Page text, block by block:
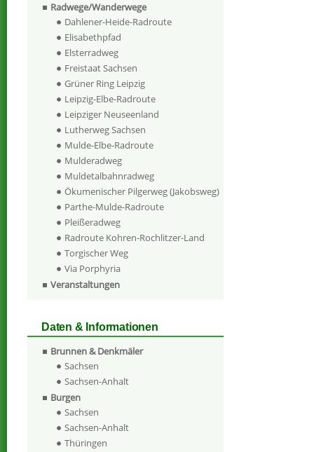
Radwege/Wanderwege
Dahlener-Heide-Radroute
Elisabethpfad
Elsterradweg
Freistaat Sachsen
Grüner Ring Leipzig
Leipzig-Elbe-Radroute
Leipziger Neuseenland
Lutherweg Sachsen
Mulde-Elbe-Radroute
Mulderadweg
Muldetalbahnradweg
Ökumenischer Pilgerweg (Jakobsweg)
Parthe-Mulde-Radroute
Pleißeradweg
Radroute Kohren-Rochlitzer-Land
Torgischer Weg
Via Porphyria
Veranstaltungen
Daten & Informationen
Brunnen & Denkmäler
Sachsen
Sachsen-Anhalt
Burgen
Sachsen
Sachsen-Anhalt
Thüringen